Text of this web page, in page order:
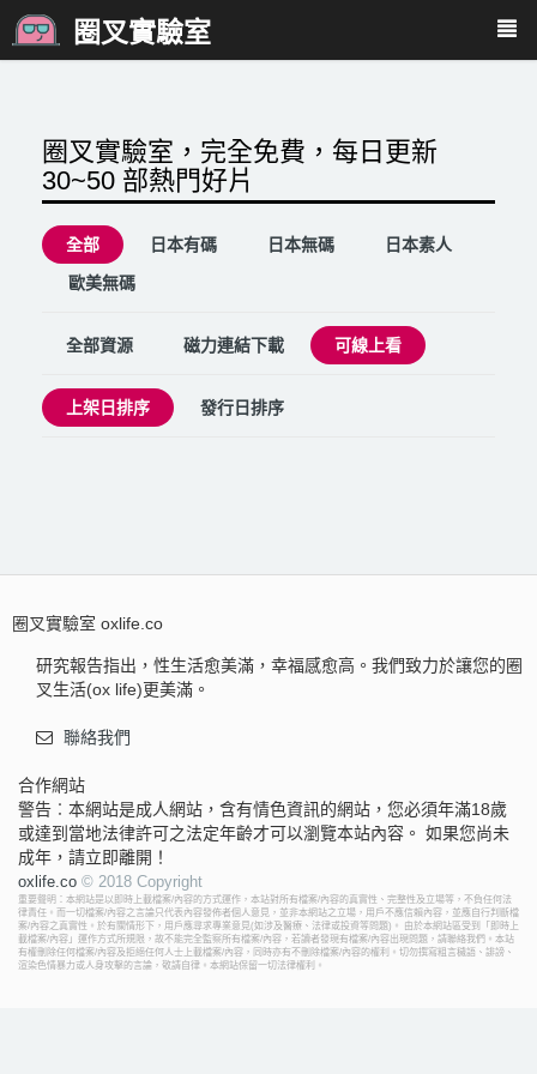
圈叉實驗室
圈叉實驗室，完全免費，每日更新
30~50 部熱門好片
全部 日本有碼 日本無碼
日本素人
歐美無碼
全部資源 磁力連結下載 可線上看
上架日排序 發行日排序
圈叉實驗室 oxlife.co
研究報告指出，性生活愈美滿，幸福感愈高。我們致力於讓您的圈
叉生活(ox life)更美滿。
聯絡我們
合作網站
警告︰本網站是成人網站，含有情色資訊的網站，您必須年滿18歲
或達到當地法律許可之法定年齡才可以瀏覽本站內容。 如果您尚未
成年，請立即離開！
oxlife.co © 2018 Copyright
重要聲明：本網站是以即時上載檔案/內容的方式運作，本站對所有檔案/內容的真實性、完整性及立場等，不負任何法
律責任。而一切檔案/內容之言論只代表內容發佈者個人意見，並非本網站之立場，用戶不應信賴內容，並應自行判斷檔
案/內容之真實性。於有關情形下，用戶應尋求專業意見(如涉及醫療、法律或投資等問題)。 由於本網站區受到「即時上
載檔案/內容」運作方式所規限，故不能完全監察所有檔案/內容，若讀者發現有檔案/內容出現問題，請聯絡我們。本站
有權刪除任何檔案/內容及拒絕任何人士上載檔案/內容，同時亦有不刪除檔案/內容的權利。切勿撰寫粗言穢語、誹謗、
渲染色情暴力或人身攻擊的言論，敬請自律。本網站保留一切法律權利。